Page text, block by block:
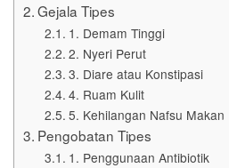
Gejala Tipes
1. Demam Tinggi
2. Nyeri Perut
3. Diare atau Konstipasi
4. Ruam Kulit
5. Kehilangan Nafsu Makan
Pengobatan Tipes
1. Penggunaan Antibiotik